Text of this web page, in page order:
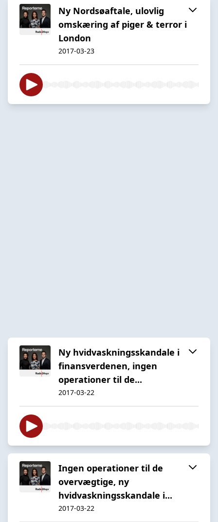
Ny Nordsøaftale, ulovlig
omskæring af piger & terror i
London
2017-03-23
Ny hvidvaskningsskandale i
finansverdenen, ingen
operationer til de...
2017-03-22
Ingen operationer til de
overvægtige, ny
hvidvaskningsskandale i...
2017-03-22